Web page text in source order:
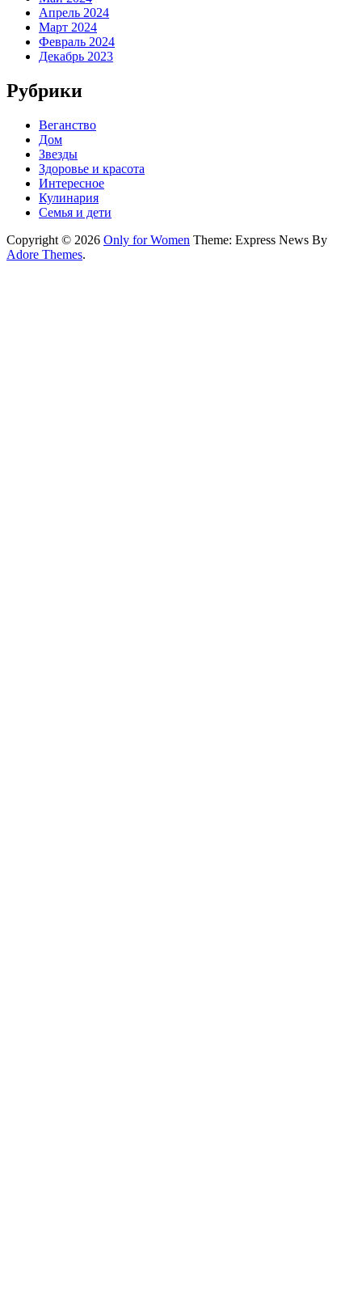
Апрель 2024
Март 2024
Февраль 2024
Декабрь 2023
Рубрики
Веганство
Дом
Звезды
Здоровье и красота
Интересное
Кулинария
Семья и дети
Copyright © 2026 Only for Women Theme: Express News By
Adore Themes.